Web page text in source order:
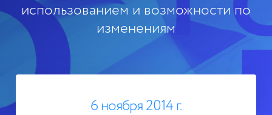
использованием и возможности по
изменениям
6 ноября 2014 г.